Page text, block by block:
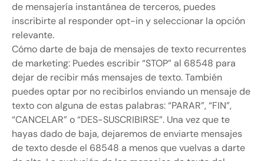
de mensajería instantánea de terceros, puedes
inscribirte al responder opt-in y seleccionar la opción
relevante.
Cómo darte de baja de mensajes de texto recurrentes
de marketing: Puedes escribir “STOP” al 68548 para
dejar de recibir más mensajes de texto. También
puedes optar por no recibirlos enviando un mensaje de
texto con alguna de estas palabras: “PARAR”, “FIN”,
“CANCELAR” o “DES-SUSCRIBIRSE”. Una vez que te
hayas dado de baja, dejaremos de enviarte mensajes
de texto desde el 68548 a menos que vuelvas a darte